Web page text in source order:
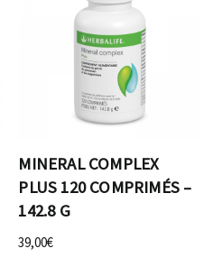
MINERAL COMPLEX
PLUS 120 COMPRIMÉS –
142.8 G
39,00€